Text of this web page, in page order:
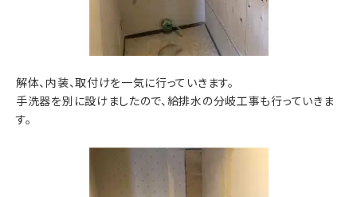
解体、内装、取付けを一気に行っていきます。
手洗器を別に設けましたので、給排水の分岐工事も行っていきま
す。